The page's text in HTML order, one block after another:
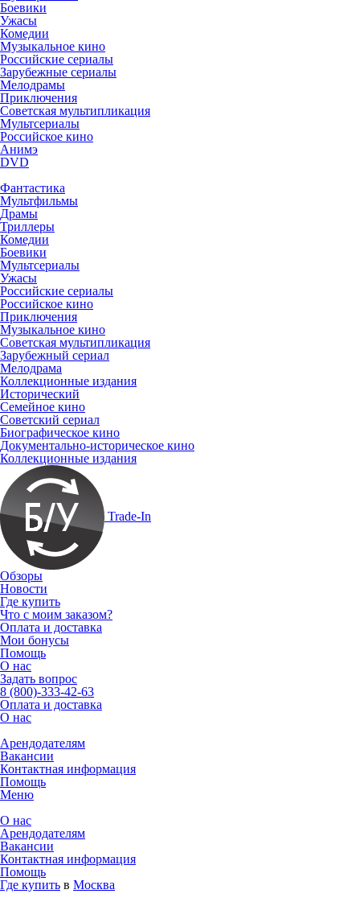
Боевики
Ужасы
Комедии
Музыкальное кино
Российские сериалы
Зарубежные сериалы
Мелодрамы
Приключения
Советская мультипликация
Мультсериалы
Российское кино
Анимэ
DVD
Фантастика
Мультфильмы
Драмы
Триллеры
Комедии
Боевики
Мультсериалы
Ужасы
Российские сериалы
Российское кино
Приключения
Музыкальное кино
Советская мультипликация
Зарубежный сериал
Мелодрама
Коллекционные издания
Исторический
Семейное кино
Советский сериал
Биографическое кино
Документально-историческое кино
Коллекционные издания
Trade-In
Обзоры
Новости
Где купить
Что с моим заказом?
Оплата и доставка
Мои бонусы
Помощь
О нас
Задать вопрос
8 (800)-333-42-63
Оплата и доставка
О нас
Арендодателям
Вакансии
Контактная информация
Помощь
Меню
О нас
Арендодателям
Вакансии
Контактная информация
Помощь
Где купить в Москва